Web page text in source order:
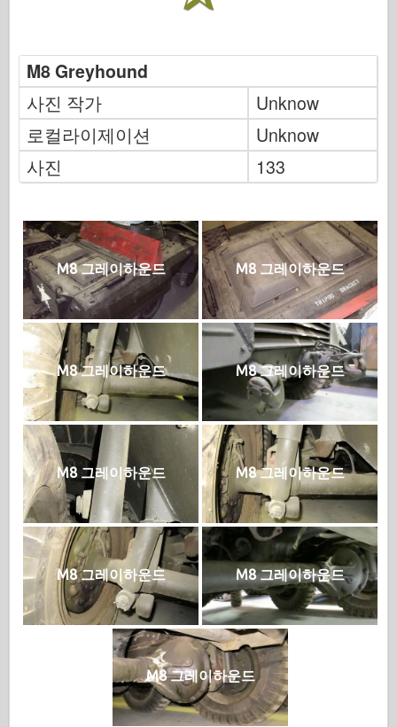
Icm
Italeri
범례
멩 모델
잠수복
트럼펫
즈베즈다
앨범 사진
산책
책
Dvd
연락처
르 저널
더 키트
M8 Greyhound
사진 작가
Unknow
로컬라이제이션
Unknow
사진
133
M8 그레이하운드 M8 그레이하운드
M8 그레이하운드 M8 그레이하운드
M8 그레이하운드 M8 그레이하운드
M8 그레이하운드 M8 그레이하운드
M8 그레이하운드